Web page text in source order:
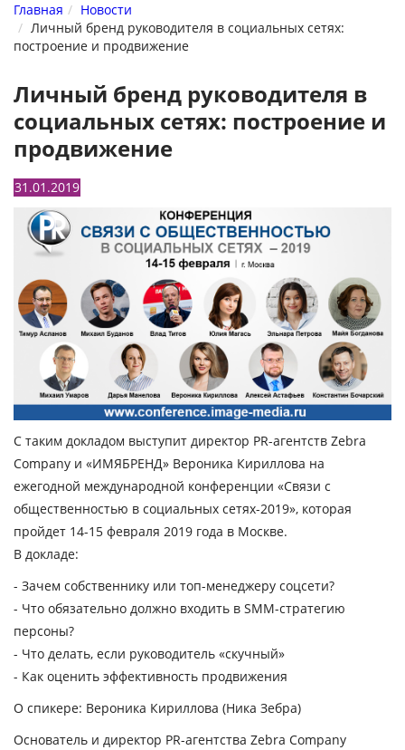
Главная
Новости
Личный бренд руководителя в социальных сетях:
построение и продвижение
Личный бренд руководителя в
социальных сетях: построение и
продвижение
31.01.2019
С таким докладом выступит директор PR-агентств Zebra
Company и «ИМЯБРЕНД» Вероника Кириллова на
ежегодной международной конференции «Связи с
общественностью в социальных сетях-2019», которая
пройдет 14-15 февраля 2019 года в Москве.
В докладе:
- Зачем собственнику или топ-менеджеру соцсети?
- Что обязательно должно входить в SMM-стратегию
персоны?
- Что делать, если руководитель «скучный»
- Как оценить эффективность продвижения
О спикере: Вероника Кириллова (Ника Зебра)
Oснователь и директор PR-агентства Zebra Company